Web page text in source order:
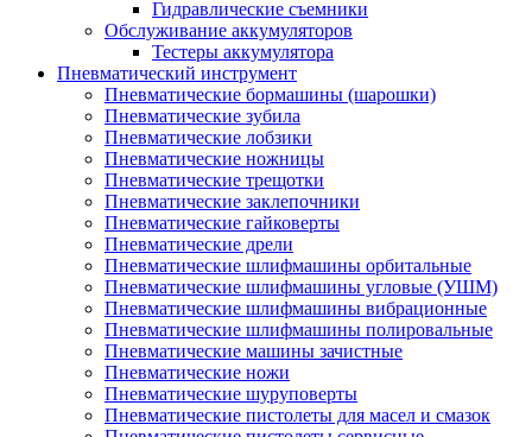
Гидравлические съемники
Обслуживание аккумуляторов
Тестеры аккумулятора
Пневматический инструмент
Пневматические бормашины (шарошки)
Пневматические зубила
Пневматические лобзики
Пневматические ножницы
Пневматические трещотки
Пневматические заклепочники
Пневматические гайковерты
Пневматические дрели
Пневматические шлифмашины орбитальные
Пневматические шлифмашины угловые (УШМ)
Пневматические шлифмашины вибрационные
Пневматические шлифмашины полировальные
Пневматические машины зачистные
Пневматические ножи
Пневматические шуруповерты
Пневматические пистолеты для масел и смазок